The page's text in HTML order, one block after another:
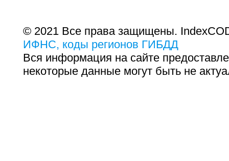
© 2021 Все права защищены.
ИФНС, коды регионов ГИБДД
Вся информация на сайте
некоторые данные могут быть не